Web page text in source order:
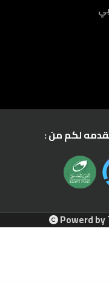
لكم من :
Powerd by